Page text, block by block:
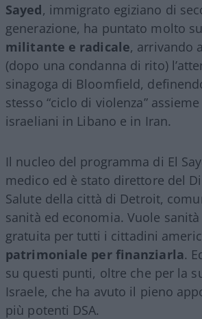
Sayed, immigrato egiziano di
generazione, ha puntato molto
militante e radicale, arrivando
(dopo una condanna di rito)
sinagoga di Bloomfield,
stesso “ciclo di violenza”
israeliani in Libano e in Iran.
Il nucleo del programma di El
medico ed è stato direttore del
Salute della città di Detroit,
sanità ed economia. Vuole
gratuita per tutti i cittadini
patrimoniale per finanziarla.
su questi punti, oltre che per la
Israele, che ha avuto il pieno
più potenti DSA.